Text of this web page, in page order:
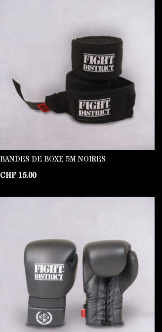
BANDES DE BOXE 5M NOIRES
CHF 15.00